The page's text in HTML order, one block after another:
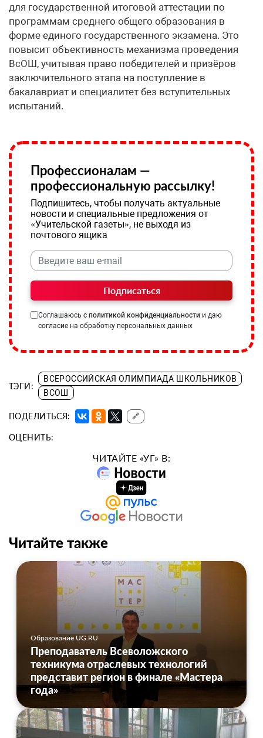
для государственной итоговой аттестации по
программам среднего общего образования в
форме единого государственного экзамена. Это
повысит объективность механизма проведения
ВсОШ, учитывая право победителей и призёров
заключительного этапа на поступление в
бакалавриат и специалитет без вступительных
испытаний.
Профессионалам —
профессиональную рассылку!
Подпишитесь, чтобы получать актуальные
новости и специальные предложения от
«Учительской газеты», не выходя из
почтового ящика
Подписаться
Соглашаюсь с политикой конфиденциальности и даю
согласие на обработку персональных данных
ТЭГИ:
ВСЕРОССИЙСКАЯ ОЛИМПИАДА ШКОЛЬНИКОВ
ВСОШ
ПОДЕЛИТЬСЯ: 🔗
ОЦЕНИТЬ:
ЧИТАЙТЕ «УГ» В:
Читайте также
Образование UG.RU
Преподаватель Всеволожского
техникума отраслевых технологий
представит регион в финале «Мастера
года»